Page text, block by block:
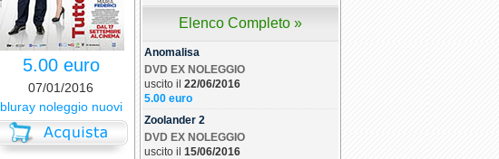
5.00 euro
07/01/2016
bluray noleggio nuovi
Elenco Completo »
Anomalisa
DVD EX NOLEGGIO
uscito il 22/06/2016
5.00 euro
Zoolander 2
DVD EX NOLEGGIO
uscito il 15/06/2016